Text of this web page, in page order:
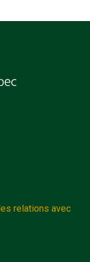
relations avec